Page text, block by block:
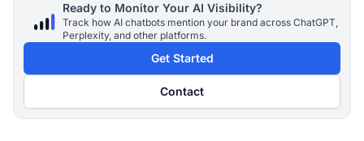
Ready to Monitor Your AI Visibility?
Track how AI chatbots mention your brand across ChatGPT,
Perplexity, and other platforms.
Get Started
Contact